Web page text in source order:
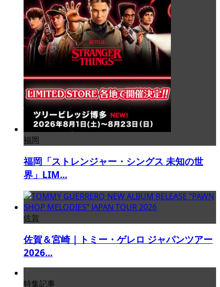
福岡
福岡「ストレンジャー・シングス 未知の世
界」LIM...
佐賀
佐賀＆宮崎｜トミー・ゲレロ ジャパンツアー
2026...
特集記事